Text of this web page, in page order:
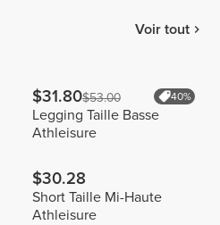
Voir tout
$31.80$53.00 40%
Legging Taille Basse
Athleisure
$30.28
Short Taille Mi-Haute
Athleisure